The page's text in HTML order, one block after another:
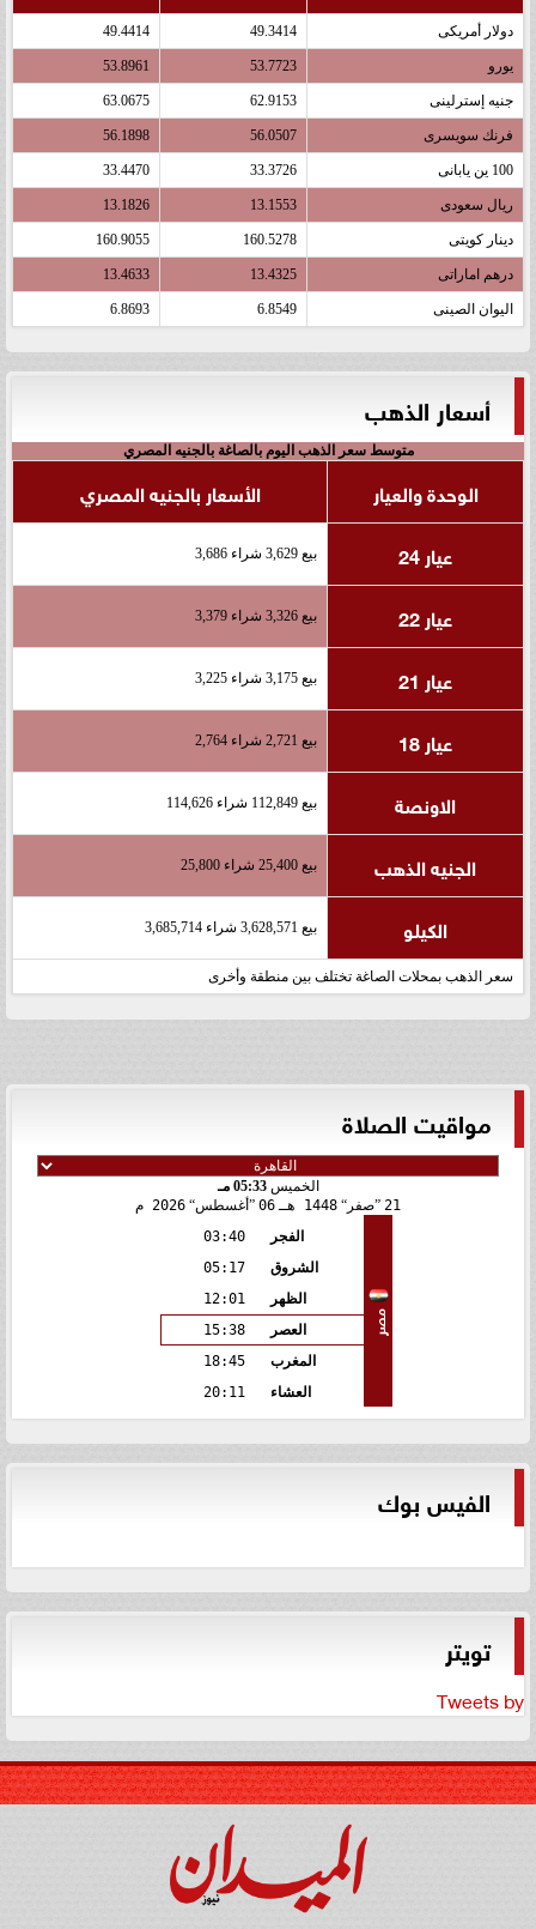
دولار أمريكى 49.3414
49.4414
يورو 53.7723
53.8961
جنيه إسترلينى 62.9153
63.0675
فرنك سويسرى 56.0507
56.1898
100 ين يابانى 33.3726
33.4470
ريال سعودى 13.1553
13.1826
دينار كويتى 160.5278
160.9055
درهم اماراتى 13.4325
13.4633
اليوان الصينى 6.8549
6.8693
أسعار الذهب
متوسط سعر الذهب اليوم بالصاغة بالجنيه المصري
الوحدة والعيار
الأسعار بالجنيه المصري
عيار 24
بيع 3,629 شراء 3,686
عيار 22 بيع 3,326 شراء 3,379
عيار 21 بيع 3,175 شراء 3,225
عيار 18 بيع 2,721 شراء 2,764
الاونصة بيع 112,849 شراء 114,626
الجنيه الذهب بيع 25,400 شراء 25,800
الكيلو بيع 3,628,571 شراء 3,685,714
سعر الذهب بمحلات الصاغة تختلف بين منطقة وأخرى
مواقيت الصلاة
الخميس05:33 مـ
21 صفر 1448 هـ 06 أغسطس 2026 م
مصر
الفجر
03:40
الشروق
05:17
الظهر
12:01
العصر
15:38
المغرب
18:45
العشاء
20:11
الفيس بوك
تويتر
Tweets by